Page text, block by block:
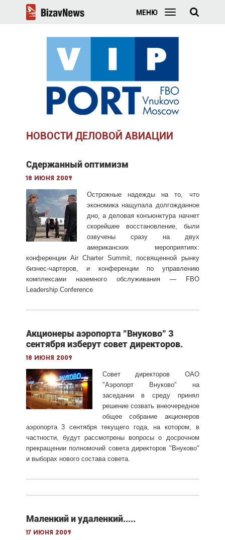
МЕНЮ
НОВОСТИ ДЕЛОВОЙ АВИАЦИИ
Сдержанный оптимизм
18 июня 2009
Острожные надежды на то, что
экономика нащупала долгожданное
дно, а деловая конъюнктура начнет
скорейшее восстановление, были
озвучены сразу на двух
американских мероприятиях:
конференции Air Charter Summit, посвященной рынку
бизнес-чартеров, и конференции по управлению
комплексами наземного обслуживания — FBO
Leadership Conference
Акционеры аэропорта "Внуково" 3
сентября изберут совет директоров.
18 июня 2009
Совет директоров ОАО
"Аэропорт Внуково" на
заседании в среду принял
решение созвать внеочередное
общее собрание акционеров
аэропорта 3 сентября текущего года, на котором, в
частности, будут рассмотрены вопросы о досрочном
прекращении полномочий совета директоров "Внуково"
и выборах нового состава совета.
Маленкий и удаленкий.....
17 июня 2009